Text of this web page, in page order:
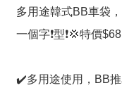
多用途韓式BB車袋
一個字❗️型❗️💢特價
✔️多用途使用，BB